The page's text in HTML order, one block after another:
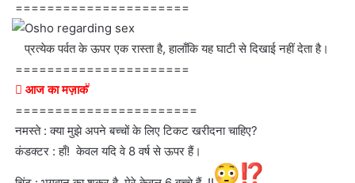
======================
प्रत्येक पर्वत के ऊपर एक रास्ता है, हालाँकि यह घाटी से दिखाई नहीं देता है।
======================
 आज का मज़ाक 
=======================
नमस्ते : क्या मुझे अपने बच्चों के लिए टिकट खरीदना चाहिए?
कंडक्टर : हाँ! केवल यदि वे 8 वर्ष से ऊपर हैं।